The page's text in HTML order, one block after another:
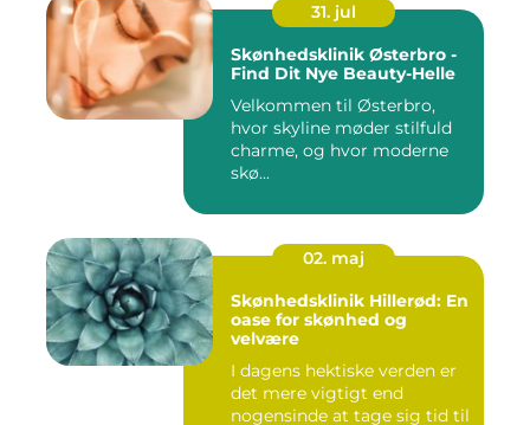
31. jul
Skønhedsklinik Østerbro -
Find Dit Nye Beauty-Helle
Velkommen til Østerbro,
hvor skyline møder stilfuld
charme, og hvor moderne
skø...
02. maj
Skønhedsklinik Hillerød: En
oase for skønhed og
velvære
I dagens hektiske verden er
det mere vigtigt end
nogensinde at tage sig tid til